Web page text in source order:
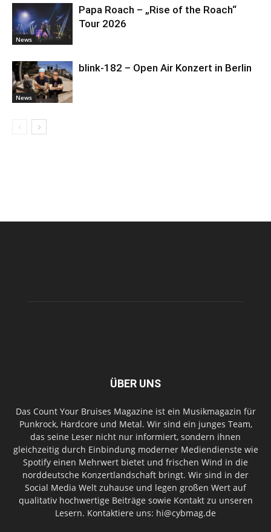
News
Papa Roach – „Rise of the Roach“
Tour 2026
News
blink-182 – Open Air Konzert in Berlin
ÜBER UNS
Das Count Your Bruises Magazine ist ein Musikmagazin für
Punkrock, Hardcore und Metal. Wir sind ein junges Team,
das seine Leser nicht nur informiert, sondern ihnen
gleichzeitig durch Einbindung moderner Mediendienste wie
Spotify einen Mehrwert bietet und frischen Wind in die
norddeutsche Konzertlandschaft bringt. Wir sind in der
Social Media Welt zuhause und legen großen Wert auf
qualitativ hochwertige Beiträge sowie Kontakt zu unseren
Lesern. Kontaktiere uns: hi@cybmag.de